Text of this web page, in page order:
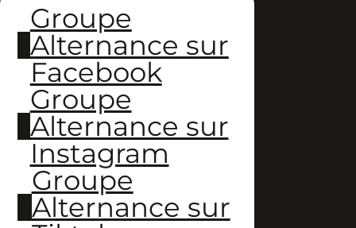
Groupe
Alternance sur
Facebook
Groupe
Alternance sur
Instagram
Groupe
Alternance sur